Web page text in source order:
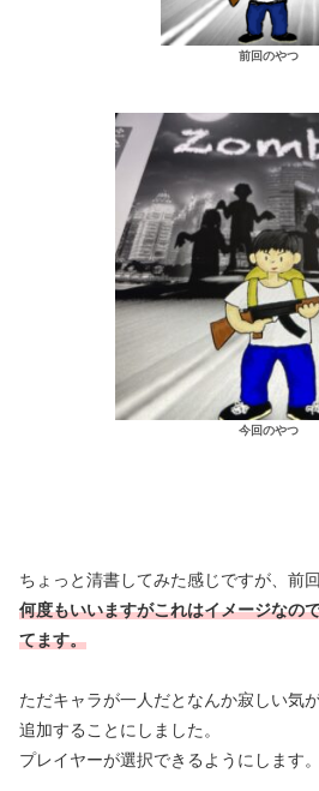
前回のやつ
今回のやつ
ちょっと清書してみた感じですが、前
何度もいいますがこれはイメージなの
てます。
ただキャラが一人だとなんか寂しい気
追加することにしました。
プレイヤーが選択できるようにします。